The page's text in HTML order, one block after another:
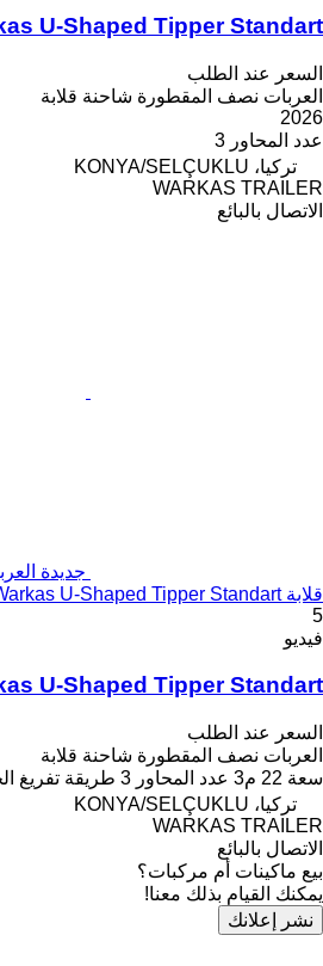
U-Shaped Tipper Standart
السعر عند الطلب
العربات نصف المقطورة شاحنة قلابة
2026
عدد المحاور 3
تركيا، KONYA/SELÇUKLU
WARKAS TRAILER
الاتصال بالبائع
جديدة
قلابة Warkas U-Shaped Tipper Standart
5
فيديو
U-Shaped Tipper Standart
السعر عند الطلب
العربات نصف المقطورة شاحنة قلابة
سعة 22 م3 عدد المحاور 3 طريقة تفريغ
تركيا، KONYA/SELÇUKLU
WARKAS TRAILER
الاتصال بالبائع
بيع ماكينات أم مركبات؟
يمكنك القيام بذلك معنا!
نشر إعلانك